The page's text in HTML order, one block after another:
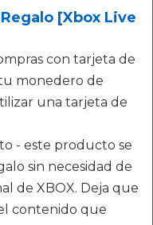
[Xbox Live
con tarjeta de
monedero de
una tarjeta de
- este producto se
sin necesidad de
de XBOX. Deja que
contenido que